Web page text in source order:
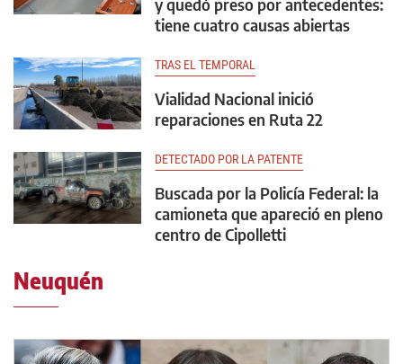
y quedó preso por antecedentes:
tiene cuatro causas abiertas
TRAS EL TEMPORAL
Vialidad Nacional inició
reparaciones en Ruta 22
DETECTADO POR LA PATENTE
Buscada por la Policía Federal: la
camioneta que apareció en pleno
centro de Cipolletti
Neuquén